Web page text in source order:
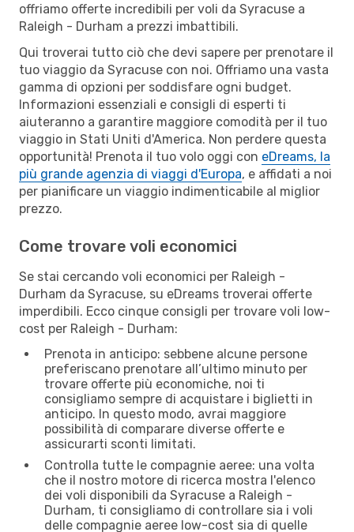
offriamo offerte incredibili per voli da Syracuse a
Raleigh - Durham a prezzi imbattibili.
Qui troverai tutto ciò che devi sapere per prenotare il
tuo viaggio da Syracuse con noi. Offriamo una vasta
gamma di opzioni per soddisfare ogni budget.
Informazioni essenziali e consigli di esperti ti
aiuteranno a garantire maggiore comodità per il tuo
viaggio in Stati Uniti d'America. Non perdere questa
opportunità! Prenota il tuo volo oggi con eDreams, la
più grande agenzia di viaggi d'Europa, e affidati a noi
per pianificare un viaggio indimenticabile al miglior
prezzo.
Come trovare voli economici
Se stai cercando voli economici per Raleigh -
Durham da Syracuse, su eDreams troverai offerte
imperdibili. Ecco cinque consigli per trovare voli low-
cost per Raleigh - Durham:
Prenota in anticipo: sebbene alcune persone
preferiscano prenotare all’ultimo minuto per
trovare offerte più economiche, noi ti
consigliamo sempre di acquistare i biglietti in
anticipo. In questo modo, avrai maggiore
possibilità di comparare diverse offerte e
assicurarti sconti limitati.
Controlla tutte le compagnie aeree: una volta
che il nostro motore di ricerca mostra l'elenco
dei voli disponibili da Syracuse a Raleigh -
Durham, ti consigliamo di controllare sia i voli
delle compagnie aeree low-cost sia di quelle